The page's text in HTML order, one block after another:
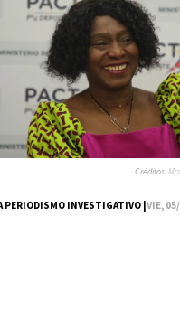
PERIODISMO INVESTIGATIVO |VIE,
Créditos: